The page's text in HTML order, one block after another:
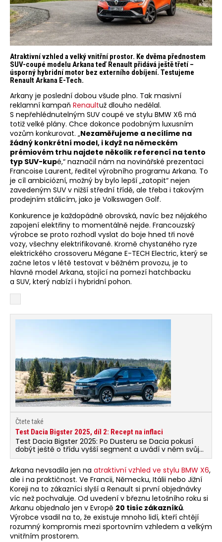
Atraktivní vzhled a velký vnitřní prostor. Ke dvěma přednostem
SUV-coupé modelu Arkana teď Renault přidává ještě třetí –
úsporný hybridní motor bez externího dobíjení. Testujeme
Renault Arkana E-Tech.
Arkany je poslední dobou všude plno. Tak masivní
reklamní kampaň Renaultuž dlouho nedělal.
S nepřehlédnutelným SUV coupé ve stylu BMW X6 má
totiž velké plány. Chce dokonce podobným luxusním
vozům konkurovat. „Nezaměřujeme a necílíme na
žádný konkrétní model, i když na německém
prémiovém trhu najdete několik referencí na tento
typ SUV-kupé,“ naznačil nám na novinářské prezentaci
Francoise Laurent, ředitel výrobního programu Arkana. To
je cíl ambiciózní, možný by bylo lepší „zatopit“ nejen
zavedeným SUV v nižší střední třídě, ale třeba i takovým
prodejním stálicím, jako je Volkswagen Golf.
Konkurence je každopádně obrovská, navíc bez nějakého
zapojení elektřiny to momentálně nejde. Francouzský
výrobce se proto rozhodl vyslat do boje hned tři nové
vozy, všechny elektrifikované. Kromě chystaného ryze
elektrického crossoveru Mégane E-TECH Electric, který se
začne letos v létě testovat v běžném provozu, je to
hlavně model Arkana, stojící na pomezí hatchbacku
a SUV, který nabízí i hybridní pohon.
Čtete také
Test Dacia Bigster 2025, díl 2: Recept na inflaci
Test Dacia Bigster 2025: Po Dusteru se Dacia pokusí
dobýt ještě o třídu vyšší segment a uvádí v něm svůj
nový model Dacia Bigster.
Arkana nevsadila jen na atraktivní vzhled ve stylu BMW X6,
ale i na praktičnost. Ve Francii, Německu, Itálii nebo Jižní
Koreji na to zákazníci slyší a Renault si první objednávky
víc než pochvaluje. Od uvedení v březnu letošního roku si
Arkanu objednalo jen v Evropě 20 tisíc zákazníků.
Výrobce vsadil na to, že existuje mnoho lidí, kteří chtějí
rozumný kompromis mezi sportovním vzhledem a velkým
vnitřním prostorem.